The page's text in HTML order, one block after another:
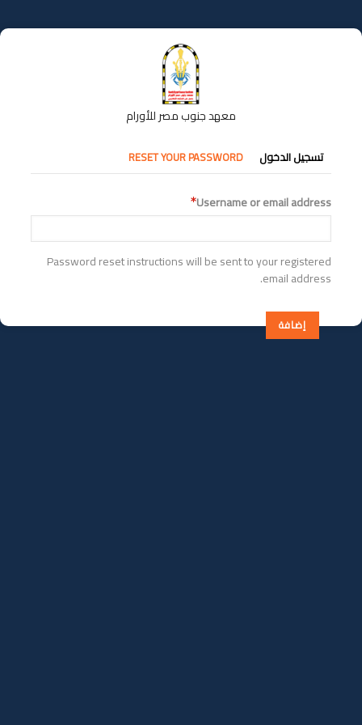
إلى
المحتوى
معهد جنوب مصر للأورام
التبويبات
الأساسية
تسجيل الدخول RESET YOUR PASSWORD
Username or email address
Password reset instructions will be sent to your registered
email address.